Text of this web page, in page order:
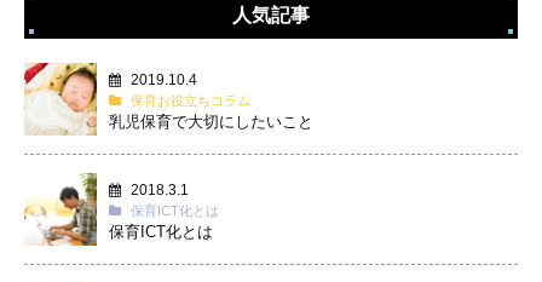
人気記事
2019.10.4
保育お役立ちコラム
乳児保育で大切にしたいこと
2018.3.1
保育ICT化とは
保育ICT化とは